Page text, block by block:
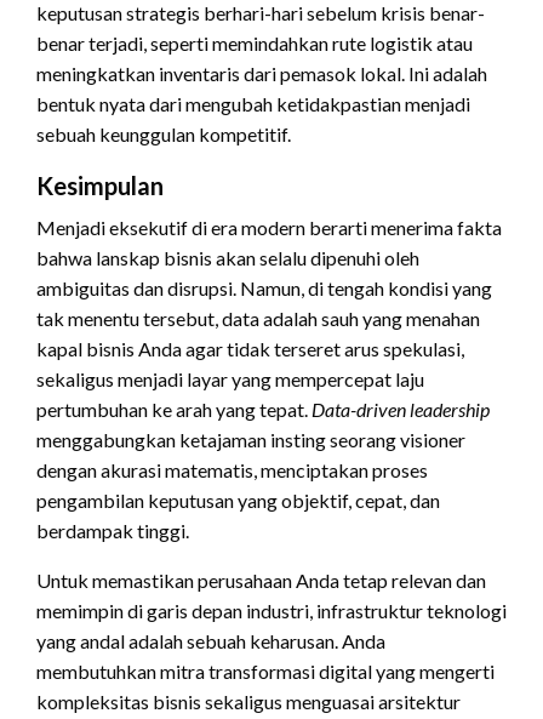
keputusan strategis berhari-hari sebelum krisis benar-
benar terjadi, seperti memindahkan rute logistik atau
meningkatkan inventaris dari pemasok lokal. Ini adalah
bentuk nyata dari mengubah ketidakpastian menjadi
sebuah keunggulan kompetitif.
Kesimpulan
Menjadi eksekutif di era modern berarti menerima fakta
bahwa lanskap bisnis akan selalu dipenuhi oleh
ambiguitas dan disrupsi. Namun, di tengah kondisi yang
tak menentu tersebut, data adalah sauh yang menahan
kapal bisnis Anda agar tidak terseret arus spekulasi,
sekaligus menjadi layar yang mempercepat laju
pertumbuhan ke arah yang tepat. Data-driven leadership
menggabungkan ketajaman insting seorang visioner
dengan akurasi matematis, menciptakan proses
pengambilan keputusan yang objektif, cepat, dan
berdampak tinggi.
Untuk memastikan perusahaan Anda tetap relevan dan
memimpin di garis depan industri, infrastruktur teknologi
yang andal adalah sebuah keharusan. Anda
membutuhkan mitra transformasi digital yang mengerti
kompleksitas bisnis sekaligus menguasai arsitektur